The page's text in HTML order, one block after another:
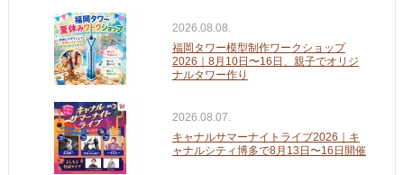
2026.08.08.
福岡タワー模型制作ワークショップ
2026｜8月10日〜16日、親子でオリジ
ナルタワー作り
2026.08.07.
キャナルサマーナイトライブ2026｜キ
ャナルシティ博多で8月13日〜16日開催